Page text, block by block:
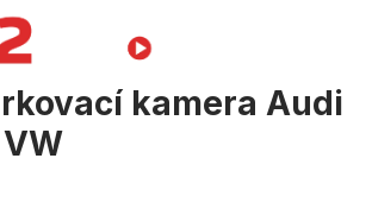
kamera Audi